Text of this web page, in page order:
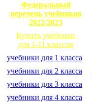
Федеральный
перечень учебников
2022/2023
Купить учебники
для 1-11 классов
учебники для 1 класса
учебники для 2 класса
учебники для 3 класса
учебники для 4 класса